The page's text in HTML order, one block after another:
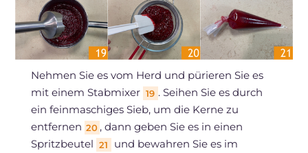
Nehmen Sie es vom Herd und pürieren Sie es
mit einem Stabmixer 19 . Seihen Sie es durch
ein feinmaschiges Sieb, um die Kerne zu
entfernen 20 , dann geben Sie es in einen
Spritzbeutel 21
und bewahren Sie es im